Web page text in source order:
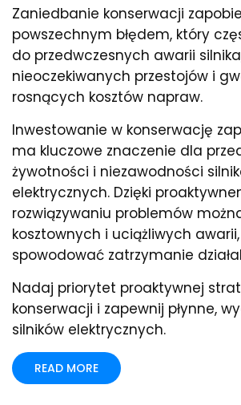
Zaniedbanie konserwacji
powszechnym błędem, który
do przedwczesnych awarii
nieoczekiwanych przestojów i
rosnących kosztów napraw.
Inwestowanie w konserwację
ma kluczowe znaczenie dla
żywotności i niezawodności
elektrycznych. Dzięki
rozwiązywaniu problemów
kosztownych i uciążliwych
spowodować zatrzymanie
Nadaj priorytet proaktywnej
konserwacji i zapewnij płynne,
silników elektrycznych.
READ MORE